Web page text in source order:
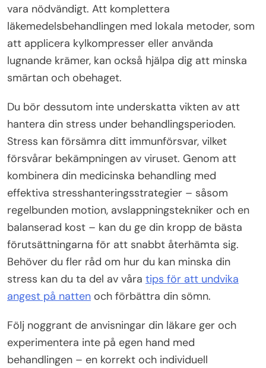
vara nödvändigt. Att komplettera
läkemedelsbehandlingen med lokala metoder, som
att applicera kylkompresser eller använda
lugnande krämer, kan också hjälpa dig att minska
smärtan och obehaget.
Du bör dessutom inte underskatta vikten av att
hantera din stress under behandlingsperioden.
Stress kan försämra ditt immunförsvar, vilket
försvårar bekämpningen av viruset. Genom att
kombinera din medicinska behandling med
effektiva stresshanteringsstrategier – såsom
regelbunden motion, avslappningstekniker och en
balanserad kost – kan du ge din kropp de bästa
förutsättningarna för att snabbt återhämta sig.
Behöver du fler råd om hur du kan minska din
stress kan du ta del av våra tips för att undvika
angest på natten och förbättra din sömn.
Följ noggrant de anvisningar din läkare ger och
experimentera inte på egen hand med
behandlingen – en korrekt och individuell